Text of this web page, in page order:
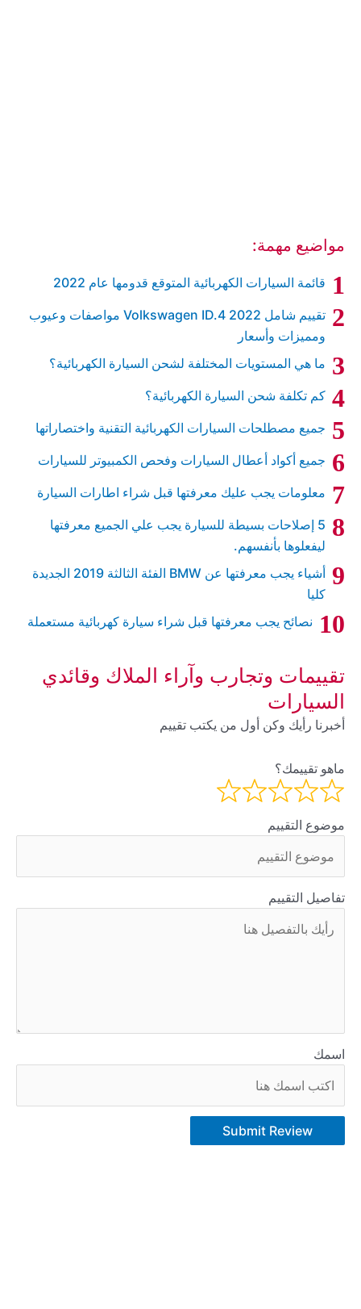
مواضيع مهمة:
قائمة السيارات الكهربائية المتوقع قدومها عام 2022
تقييم شامل Volkswagen ID.4 2022 مواصفات وعيوب
ومميزات وأسعار
ما هي المستويات المختلفة لشحن السيارة الكهربائية؟
كم تكلفة شحن السيارة الكهربائية؟
جميع مصطلحات السيارات الكهربائية التقنية واختصاراتها
جميع أكواد أعطال السيارات وفحص الكمبيوتر للسيارات
معلومات يجب عليك معرفتها قبل شراء اطارات السيارة
5 إصلاحات بسيطة للسيارة يجب علي الجميع معرفتها
ليفعلوها بأنفسهم.
أشياء يجب معرفتها عن BMW الفئة الثالثة 2019 الجديدة
كليا
نصائح يجب معرفتها قبل شراء سيارة كهربائية مستعملة
تقييمات وتجارب وآراء الملاك وقائدي
السيارات
أخبرنا رأيك وكن أول من يكتب تقييم
ماهو تقييمك؟
موضوع التقييم
تفاصيل التقييم
اسمك
Submit Review